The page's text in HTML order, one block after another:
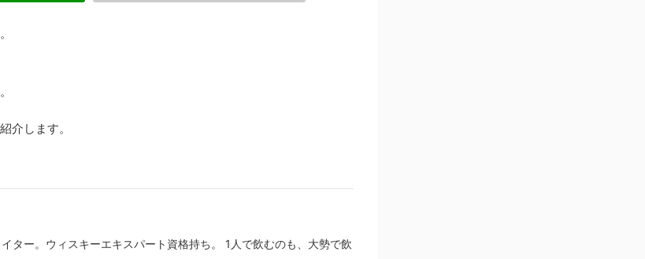
介します。
ター。ウィスキーエキスパート資格持ち。 1人で飲むのも、大勢で飲